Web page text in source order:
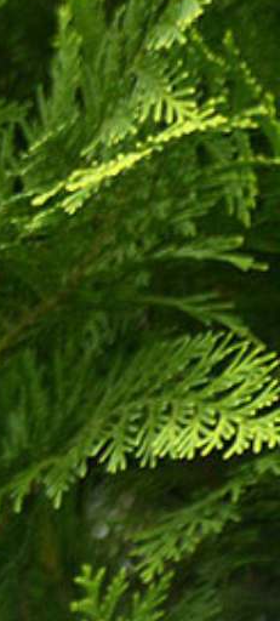
ÜGYFÉLKAPU